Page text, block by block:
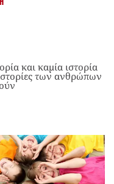
και καμία ιστορία
των ανθρώπων